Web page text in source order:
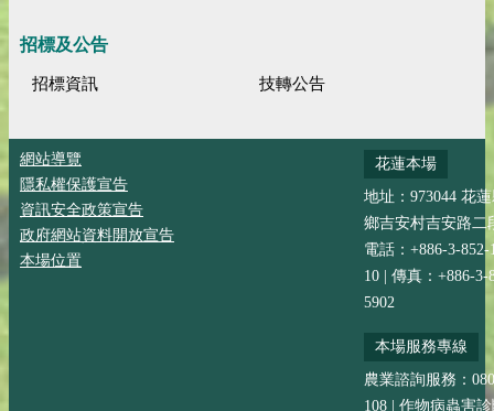
招標及公告
招標資訊 技轉公告
網站導覽
隱私權保護宣告
資訊安全政策宣告
政府網站資料開放宣告
本場位置
花蓮本場
地址：973044 花
鄉吉安村吉安路二
電話：+886-3-852-
10 | 傳真：+886-3-
5902
本場服務專線
農業諮詢服務：
108 | 作物病蟲害